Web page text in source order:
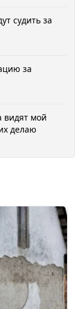
судить за
за
видят мой
делаю